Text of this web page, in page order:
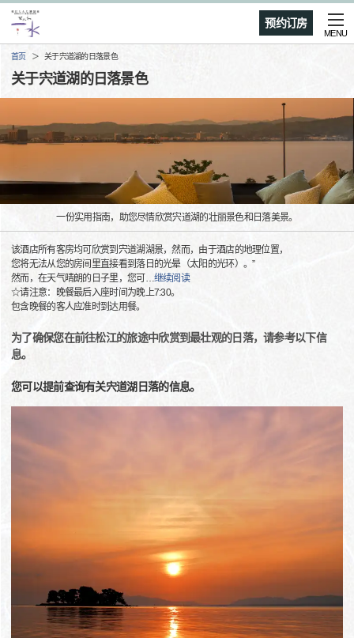
预约订房
MENU
首页 关于宍道湖的日落景色
关于宍道湖的日落景色
一份实用指南，助您尽情欣赏宍道湖的壮丽景色和日落美景。
该酒店所有客房均可欣赏到宍道湖湖景，然而，由于酒店的地理位置，
您将无法从您的房间里直接看到落日的光晕（太阳的光环）。”
然而，在天气晴朗的日子里，您可 …继续阅读
☆请注意：晚餐最后入座时间为晚上7:30。
包含晚餐的客人应准时到达用餐。
为了确保您在前往松江的旅途中欣赏到最壮观的日落，请参考以下信
息。
您可以提前查询有关宍道湖日落的信息。